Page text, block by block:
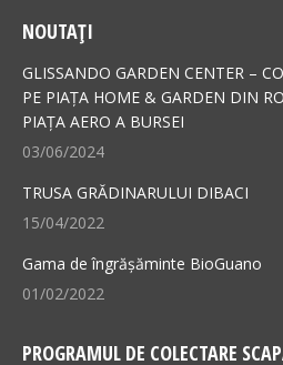
opens
in
new
window
opens
in
new
window
NOUTAȚI
GLISSANDO GARDEN CENTER –
PE PIAȚA HOME & GARDEN DIN
PIAȚA AERO A BURSEI
03/06/2024
TRUSA GRĂDINARULUI DIBACI
15/04/2022
Gama de îngrășăminte BioGuano
01/02/2022
PROGRAMUL DE COLECTARE